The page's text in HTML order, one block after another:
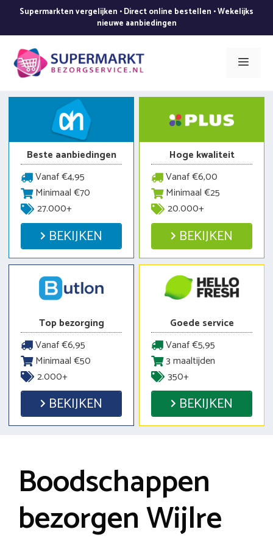
de
inhoud
Supermarkten vergelijken • Direct online bestellen • Wekelijks
nieuwe aanbiedingen
Menu
Beste aanbiedingen
Vanaf €4,95
Minimaal €70
27.000+
BEKIJKEN
Hoge kwaliteit
Vanaf €6,00
Minimaal €25
20.000+
BEKIJKEN
Top bezorging
Vanaf €6,95
Minimaal €50
2.000+
BEKIJKEN
Goede service
Vanaf €5,95
3 maaltijden
350+
BEKIJKEN
Boodschappen
bezorgen Wijlre